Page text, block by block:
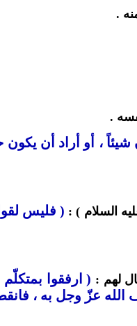
.
.
، أو أراد أن يكون
السلام ) : ( فليس
لهم : ( ارفقوا
الله عزّ وجل به ،